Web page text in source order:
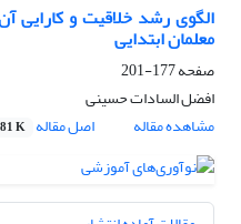
الگوی رشد خلاقیت و کارایی
معلمان ابتدایی
صفحه177-201
افضل السادات حسینی
مشاهده مقاله
اصل مقاله K